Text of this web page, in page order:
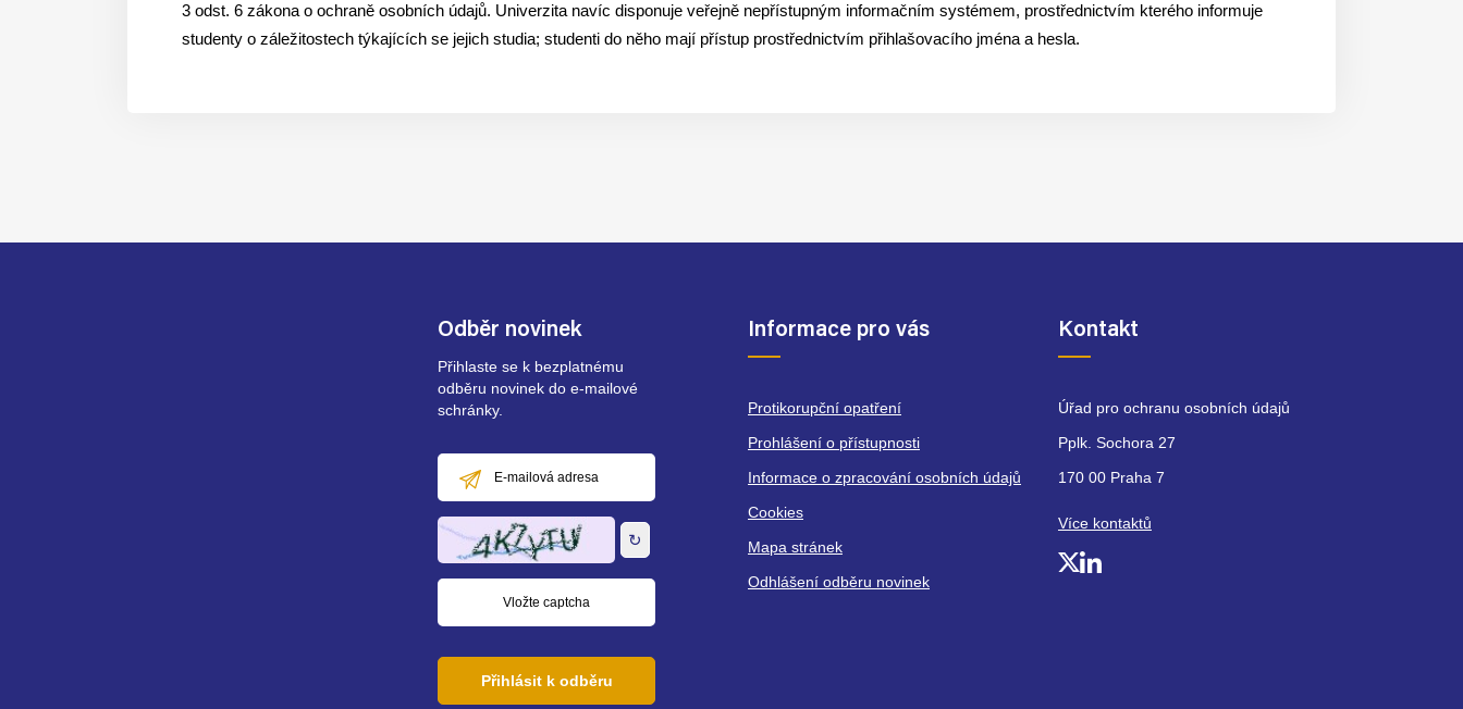
3 odst. 6 zákona o ochraně osobních údajů. Univerzita navíc disponuje veřejně nepřístupným informačním systémem, prostřednictvím kterého informuje
studenty o záležitostech týkajících se jejich studia; studenti do něho mají přístup prostřednictvím přihlašovacího jména a hesla.
Odběr novinek
Přihlaste se k bezplatnému
odběru novinek do e-mailové
schránky.
mailová
adresa
↻
Přihlásit k odběru
Informace pro vás
Protikorupční opatření
Prohlášení o přístupnosti
Informace o zpracování osobních údajů
Cookies
Mapa stránek
Odhlášení odběru novinek
Kontakt
Úřad pro ochranu osobních údajů
Pplk. Sochora 27
170 00 Praha 7
Více kontaktů